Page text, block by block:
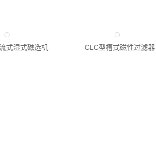
式湿式磁选机 CLC型槽式磁性过滤器